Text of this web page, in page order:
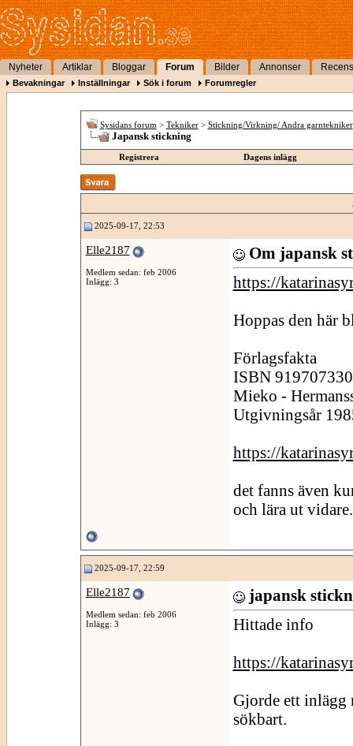
Nyheter Artiklar Bloggar Forum Bilder Annonser
Bevakningar Inställningar Sök i forum Forumregler
Sysidans forum > Tekniker > Stickning/Virkning/ Andra garntekniker
Japansk stickning
Registrera Dagens inlägg
2025-09-17, 22:53
Elle2187
Medlem sedan: feb 2006
Inlägg: 3
Om japansk
https://
Hoppas den här
Förlagsfakta
ISBN
Mieko -
Utgivningsår
https://
det fanns även
och lära ut vidare.
2025-09-17, 22:59
Elle2187
Medlem sedan: feb 2006
Inlägg: 3
japansk
Hittade info
https://
Gjorde ett inlägg
sökbart.